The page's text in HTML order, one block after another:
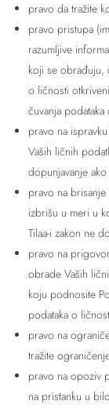
pravo da tražite
pravo pristupa
razumljive
koji se obrađuju,
o ličnosti
čuvanja
pravo na
Vaših ličnih
dopunjavanje
pravo na
izbrišu u meri u
Tilaa-i zakon ne
pravo na
obrade Vaših
koju podnosite
podataka o
pravo na
tražite
pravo na opoziv
na pristanku u